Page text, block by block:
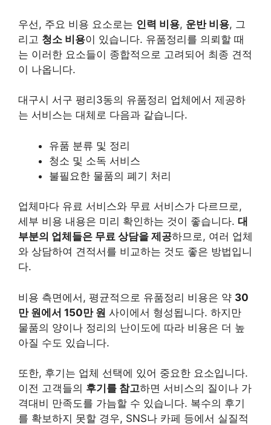
우선, 주요 비용 요소로는 인력 비용, 운반 비용, 그
리고 청소 비용이 있습니다. 유품정리를 의뢰할 때
는 이러한 요소들이 종합적으로 고려되어 최종 견적
이 나옵니다.
대구시 서구 평리3동의 유품정리 업체에서 제공하
는 서비스는 대체로 다음과 같습니다.
유품 분류 및 정리
청소 및 소독 서비스
불필요한 물품의 폐기 처리
업체마다 유료 서비스와 무료 서비스가 다르므로,
세부 비용 내용은 미리 확인하는 것이 좋습니다. 대
부분의 업체들은 무료 상담을 제공하므로, 여러 업체
와 상담하여 견적서를 비교하는 것도 좋은 방법입니
다.
비용 측면에서, 평균적으로 유품정리 비용은 약 30
만 원에서 150만 원 사이에서 형성됩니다. 하지만
물품의 양이나 정리의 난이도에 따라 비용은 더 높
아질 수도 있습니다.
또한, 후기는 업체 선택에 있어 중요한 요소입니다.
이전 고객들의 후기를 참고하면 서비스의 질이나 가
격대비 만족도를 가늠할 수 있습니다. 복수의 후기
를 확보하지 못할 경우, SNS나 카페 등에서 실질적